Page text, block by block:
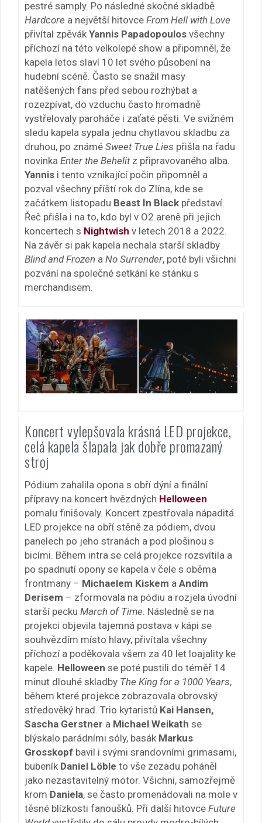
pestré samply. Po následné skočné skladbě
Hardcore a největší hitovce From Hell with Love
přivítal zpěvák Yannis Papadopoulos všechny
příchozí na této velkolepé show a připomněl, že
kapela letos slaví 10 let svého působení na
hudební scéně. Často se snažil masy
natěšených fans před sebou rozhýbat a
rozezpívat, do vzduchu často hromadně
vystřelovaly paroháče i zaťaté pěsti. Ve svižném
sledu kapela sypala jednu chytlavou skladbu za
druhou, po známé Sweet True Lies přišla na řadu
novinka Enter the Behelitz připravovaného alba.
Yannis i tento vznikající počin připomněl a
pozval všechny příští rok do Zlína, kde se
začátkem listopadu Beast In Black představí.
Řeč přišla i na to, kdo byl v O2 areně při jejich
koncertech s Nightwish v letech 2018 a 2022.
Na závěr si pak kapela nechala starší skladby
Blind and Frozen a No Surrender, poté byli všichni
pozvání na společné setkání ke stánku s
merchandisem.
Koncert vylepšovala krásná LED projekce,
celá kapela šlapala jak dobře promazaný
stroj
Pódium zahalila opona s obří dýní a finální
přípravy na koncert hvězdných Helloween
pomalu finišovaly. Koncert zpestřovala nápaditá
LED projekce na obří stěně za pódiem, dvou
panelech po jeho stranách a pod plošinou s
bicími. Během intra se celá projekce rozsvítila a
po spadnutí opony se kapela v čele s oběma
frontmany – Michaelem Kiskem a Andim
Derisem – zformovala na pódiu a rozjela úvodní
starší pecku March of Time . Následně se na
projekci objevila tajemná postava v kápi se
souhvězdím místo hlavy, přivítala všechny
příchozí a poděkovala všem za 40 let loajality ke
kapele. Helloween se poté pustili do téměř 14
minut dlouhé skladby The King for a 1000 Years,
během které projekce zobrazovala obrovský
středověký hrad. Trio kytaristů Kai Hansen,
Sascha Gerstner a Michael Weikath se
blýskalo parádními sóly, basák Markus
Grosskopf bavil i svými srandovními grimasami,
bubeník Daniel Löble to vše zezadu poháněl
jako nezastavitelný motor. Všichni, samozřejmě
krom Daniela, se často promenádovali na mole v
těsné blízkosti fanoušků. Při další hitovce Future